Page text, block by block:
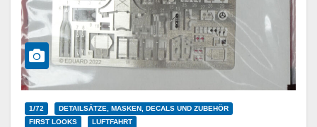
1/72
DETAILSÄTZE, MASKEN, DECALS UND ZUBEHÖR
FIRST LOOKS
LUFTFAHRT